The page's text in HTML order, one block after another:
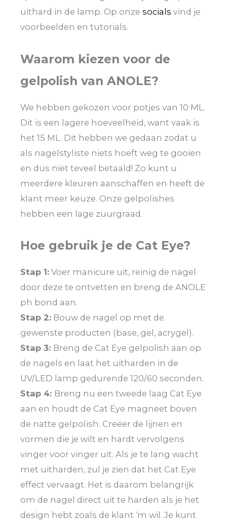
uithard in de lamp. Op onze socials vind je
voorbeelden en tutorials.
Waarom kiezen voor de
gelpolish van ANOLE?
We hebben gekozen voor potjes van 10 ML.
Dit is een lagere hoeveelheid, want vaak is
het 15 ML. Dit hebben we gedaan zodat u
als nagelstyliste niets hoeft weg te gooien
en dus niet teveel betaald! Zo kunt u
meerdere kleuren aanschaffen en heeft de
klant meer keuze. Onze gelpolishes
hebben een lage zuurgraad.
Hoe gebruik je de Cat Eye?
Stap 1: Voer manicure uit, reinig de nagel
door deze te ontvetten en breng de ANOLE
ph bond aan.
Stap 2: Bouw de nagel op met de
gewenste producten (base, gel, acrygel).
Stap 3: Breng de Cat Eye gelpolish aan op
de nagels en laat het uitharden in de
UV/LED lamp gedurende 120/60 seconden.
Stap 4: Breng nu een tweede laag Cat Eye
aan en houdt de Cat Eye magneet boven
de natte gelpolish. Creëer de lijnen en
vormen die je wilt en hardt vervolgens
vinger voor vinger uit. Als je te lang wacht
met uitharden, zul je zien dat het Cat Eye
effect vervaagt. Het is daarom belangrijk
om de nagel direct uit te harden als je het
design hebt zoals de klant ‘m wil. Je kunt